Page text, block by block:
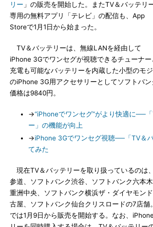
リー 」の販売を開始した。またTV＆バッテリ
専用の無料アプリ「テレビ」の配信も、App
Storeで1月1日から始まった。
TV＆バッテリーは、無線LANを経由して
iPhone 3Gでワンセグが視聴できるチューナ
充電も可能なバッテリーを内蔵した小型のモ
のiPhone 3G用アクセサリーとしてソフトバン
価格は9840円。
→“iPhoneでワンセグ”がより快適に──
ー」の機能が向上
→iPhone 3Gでワンセグ視聴──「TV＆
てみた
現在TV＆バッテリーを取り扱っているのは
参道、ソフトバンク渋谷、ソフトバンク六本
重洲中央、ソフトバンク横浜ザ・ダイヤモン
古屋、ソフトバンク仙台クリスロードの7店舗
では1月9日から販売を開始する。なお、